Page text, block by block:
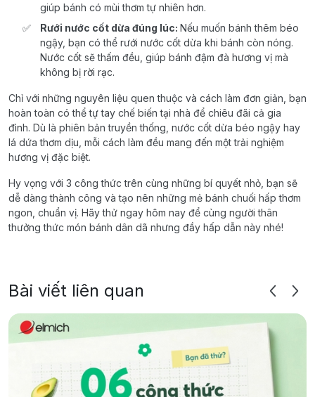
giúp bánh có mùi thơm tự nhiên hơn.
Rưới nước cốt dừa đúng lúc: Nếu muốn bánh thêm béo
ngậy, bạn có thể rưới nước cốt dừa khi bánh còn nóng.
Nước cốt sẽ thấm đều, giúp bánh đậm đà hương vị mà
không bị rời rạc.
Chỉ với những nguyên liệu quen thuộc và cách làm đơn giản, bạn
hoàn toàn có thể tự tay chế biến tại nhà để chiêu đãi cả gia
đình. Dù là phiên bản truyền thống, nước cốt dừa béo ngậy hay
lá dứa thơm dịu, mỗi cách làm đều mang đến một trải nghiệm
hương vị đặc biệt.
Hy vọng với 3 công thức trên cùng những bí quyết nhỏ, bạn sẽ
dễ dàng thành công và tạo nên những mẻ bánh chuối hấp thơm
ngon, chuẩn vị. Hãy thử ngay hôm nay để cùng người thân
thưởng thức món bánh dân dã nhưng đầy hấp dẫn này nhé!
Bài viết liên quan